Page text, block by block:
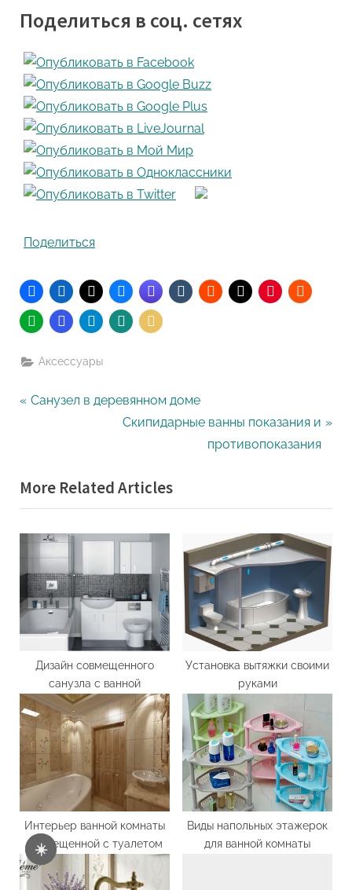
☀️
Поделиться в соц. сетях
Поделиться
Аксессуары
Навигация
P
o
u
P
o
Санузел в деревянном доме
N
t
P
o
t
:
Скипидарные ванны показания и
противопоказания
More Related Articles
Дизайн совмещенного
санузла с ванной
Установка вытяжки своими
руками
Интерьер ванной комнаты
совмещенной с туалетом
Виды напольных этажерок
для ванной комнаты